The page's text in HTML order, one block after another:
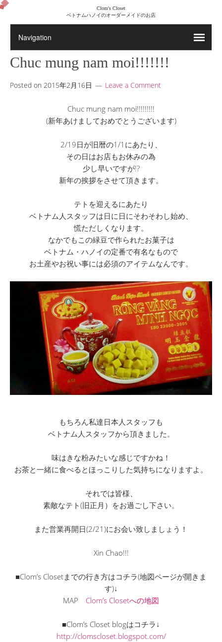
Clom's Closet
ベトナムハノイのオーダーメイドのお店
Chuc mung nam moi!!!!!!!
Posted on 2015年2月16日 Leave a Comment
Chuc mung nam moi!!!!!!!!!
(新年あけましておめでとうございます)
2/19日が旧暦の1/1にあたり、
その日はお店もお休みの為
少し早いですが!?
新年の挨拶をさせて頂きます。
テトを迎えるにあたり
ベトナム人スタッフは日に日にそわそわし始め、
慌ただしくなります。
なかでもこの緑豆で作られたお菓子は
ベトナム・ハノイの定番で有名なもので
お土産やお祝い事には必須のアイテムなんです。
もちろん私達日本人スタッフも
ベトナム人スタッフから頂きました。
味はきな粉みたいな感じですかね！
お茶と一緒に食べるとほっこりした気持ちになりますよ。
それでは皆様、
素敵なテト(旧正月）をお過ごし下さい。
また営業再開日(2/21)にお会い致しましょう！
Xin Chao!!!
■Clom’s Closetまでの行き方はコチラ(地図ページが開きま
す)↓
MAP Clom’s Closetへの地図
■Clom’s Closet blogはコチラ↓
http://clomscloset.blogspot.com/